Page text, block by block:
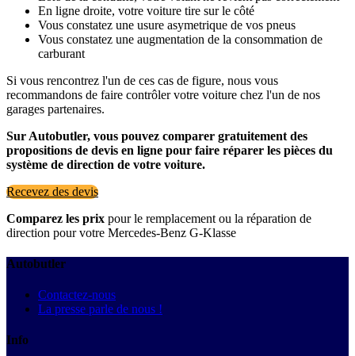
En ligne droite, votre voiture tire sur le côté
Vous constatez une usure asymetrique de vos pneus
Vous constatez une augmentation de la consommation de
carburant
Si vous rencontrez l'un de ces cas de figure, nous vous
recommandons de faire contrôler votre voiture chez l'un de nos
garages partenaires.
Sur Autobutler, vous pouvez comparer gratuitement des
propositions de devis en ligne pour faire réparer les pièces du
système de direction de votre voiture.
Recevez des devis
Comparez les prix pour le remplacement ou la réparation de
direction pour votre Mercedes-Benz G-Klasse
Autobutler
Contactez-nous
La presse parle de nous !
Info